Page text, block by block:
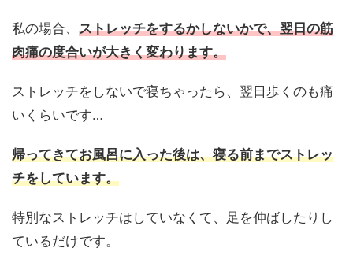
私の場合、 ストレッチをするかしないかで、翌日の筋
肉痛の度合いが大きく変わります。
ストレッチをしないで寝ちゃったら、翌日歩くのも痛
いくらいです…
帰ってきてお風呂に入った後は、寝る前までストレッ
チをしています。
特別なストレッチはしていなくて、足を伸ばしたりし
ているだけです。